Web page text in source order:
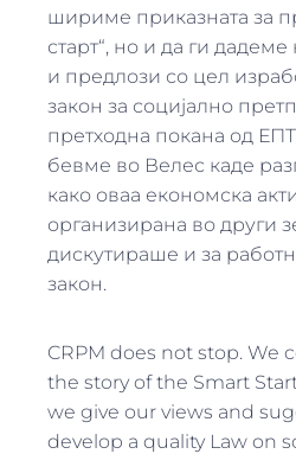
шириме приказната за
старт“, но и да ги
и предлози со цел
закон за социјално
претходна покана од
бевме во Велес каде
како оваа економска
организирана во други
дискутираше и за
закон.
CRPM does not stop. We
the story of the Smart
we give our views and
develop a quality Law on